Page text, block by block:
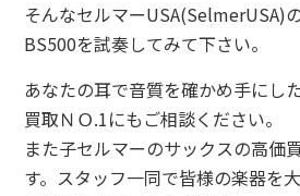
そんなセルマーUSA(SelmerUSA)
BS500を試奏してみて下さい。
あなたの耳で音質を確かめ手にし
買取ＮＯ.1にもご相談ください。
また子セルマーのサックスの高価
す。スタッフ一同で皆様の楽器を